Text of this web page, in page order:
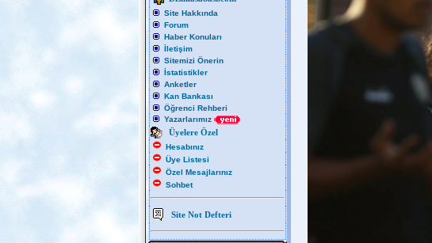
Site Hakkında
Forum
Haber Konuları
İletişim
Sitemizi Önerin
İstatistikler
Anketler
Kan Bankası
Öğrenci Rehberi
Yazarlarımız
Üyelere Özel
Hesabınız
Üye Listesi
Özel Mesajlarınız
Sohbet
Site Not Defteri